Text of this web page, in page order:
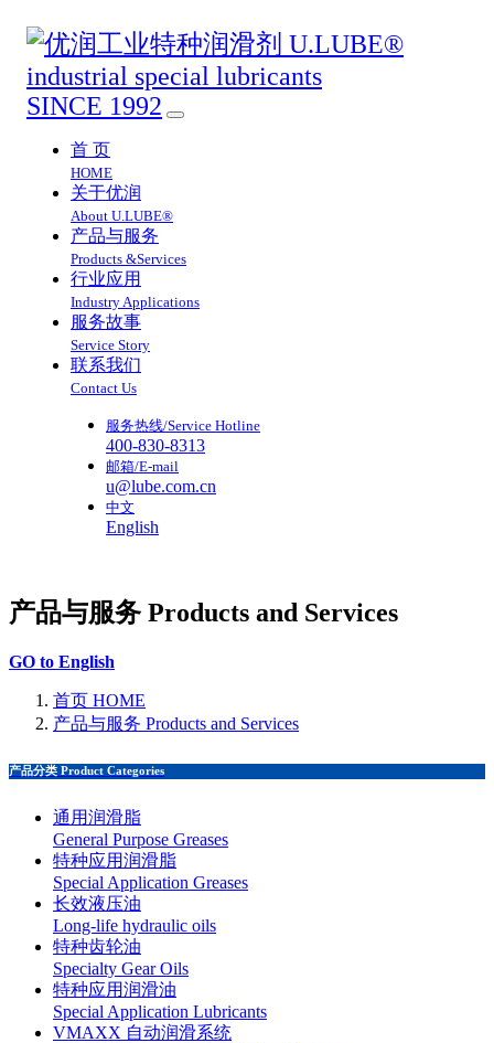
SINCE 1992
首 页
HOME
关于优润
About U.LUBE®
产品与服务
Products &Services
行业应用
Industry Applications
服务故事
Service Story
联系我们
Contact Us
服务热线/Service Hotline
400-830-8313
邮箱/E-mail
u@lube.com.cn
中文
English
产品与服务 Products and Services
GO to English
首页 HOME
产品与服务 Products and Services
产品分类 Product Categories
通用润滑脂
General Purpose Greases
特种应用润滑脂
Special Application Greases
长效液压油
Long-life hydraulic oils
特种齿轮油
Specialty Gear Oils
特种应用润滑油
Special Application Lubricants
VMAXX 自动润滑系统